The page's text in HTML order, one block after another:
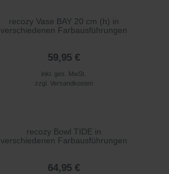
recozy Vase BAY 20 cm (h) in
verschiedenen Farbausführungen
59,95 €
inkl. ges. MwSt.
zzgl. Versandkosten
recozy Bowl TIDE in
verschiedenen Farbausführungen
64,95 €